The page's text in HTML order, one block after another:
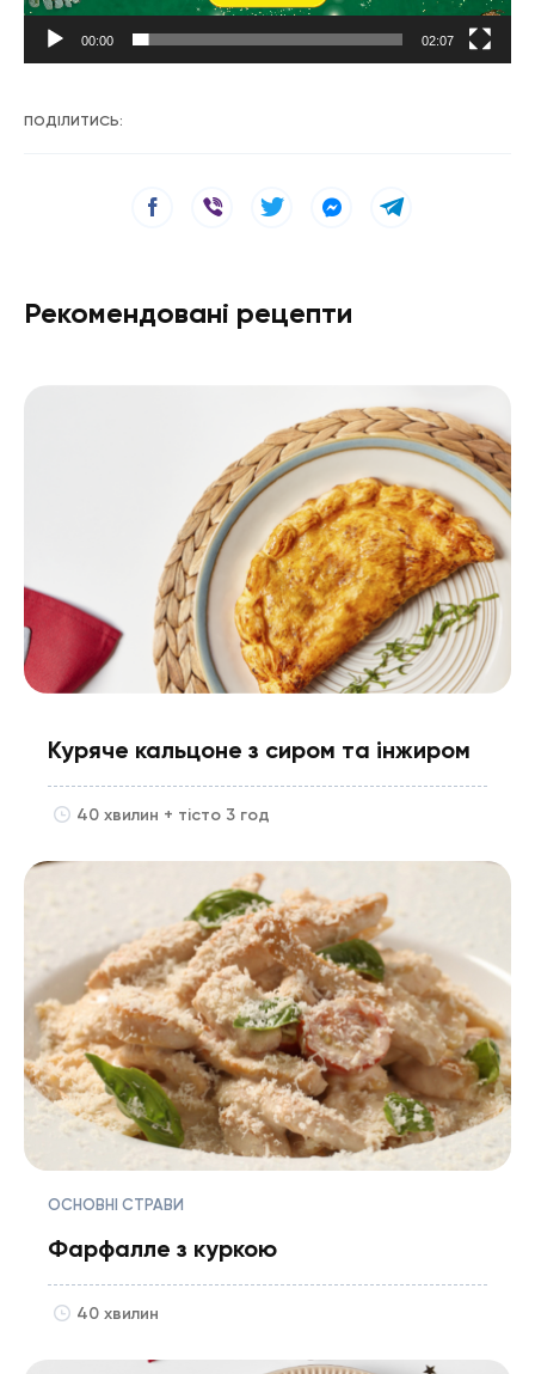
00:00 02:07
ПОДІЛИТИСЬ:
Рекомендовані рецепти
Куряче кальцоне з сиром та інжиром
40 хвилин + тісто 3 год
ОСНОВНІ СТРАВИ
Фарфалле з куркою
40 хвилин